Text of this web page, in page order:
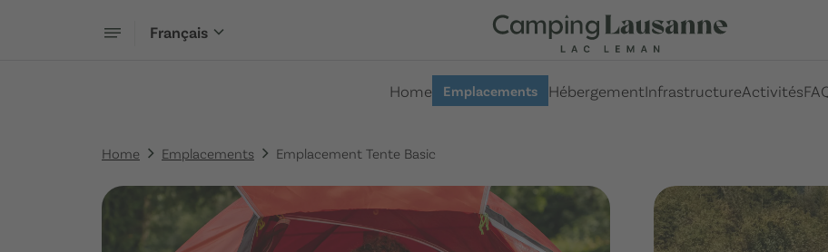
Français
Home Emplacements HébergementInfrastructureActivités
Home Emplacements Emplacement Tente Basic